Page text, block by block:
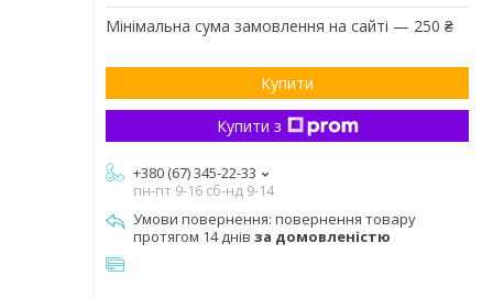
Мінімальна сума замовлення на сайті — 250 ₴
Купити
Купити з
+380 (67) 345-22-33
пн-пт 9-16 сб-нд 9-14
повернення товару
протягом 14 днів за домовленістю